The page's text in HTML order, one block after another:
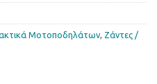
Μοτοποδηλάτων Ζάντες /